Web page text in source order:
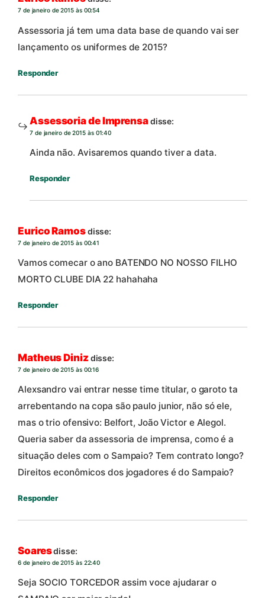
7 de janeiro de 2015 às 00:54
Assessoria já tem uma data base de quando vai ser
lançamento os uniformes de 2015?
Responder
Assessoria de Imprensadisse:
7 de janeiro de 2015 às 01:40
Ainda não. Avisaremos quando tiver a data.
Responder
Eurico Ramosdisse:
7 de janeiro de 2015 às 00:41
Vamos comecar o ano BATENDO NO NOSSO FILHO
MORTO CLUBE DIA 22 hahahaha
Responder
Matheus Diniz disse:
7 de janeiro de 2015 às 00:16
Alexsandro vai entrar nesse time titular, o garoto ta
arrebentando na copa são paulo junior, não só ele,
mas o trio ofensivo: Belfort, João Victor e Alegol.
Queria saber da assessoria de imprensa, como é a
situação deles com o Sampaio? Tem contrato longo?
Direitos econômicos dos jogadores é do Sampaio?
Responder
Soaresdisse:
6 de janeiro de 2015 às 22:40
Seja SOCIO TORCEDOR assim voce ajudarar o